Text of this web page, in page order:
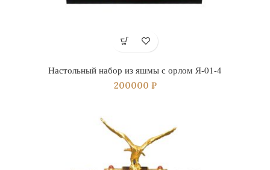
Настольный набор из яшмы с орлом Я-01-4
200000 ₽